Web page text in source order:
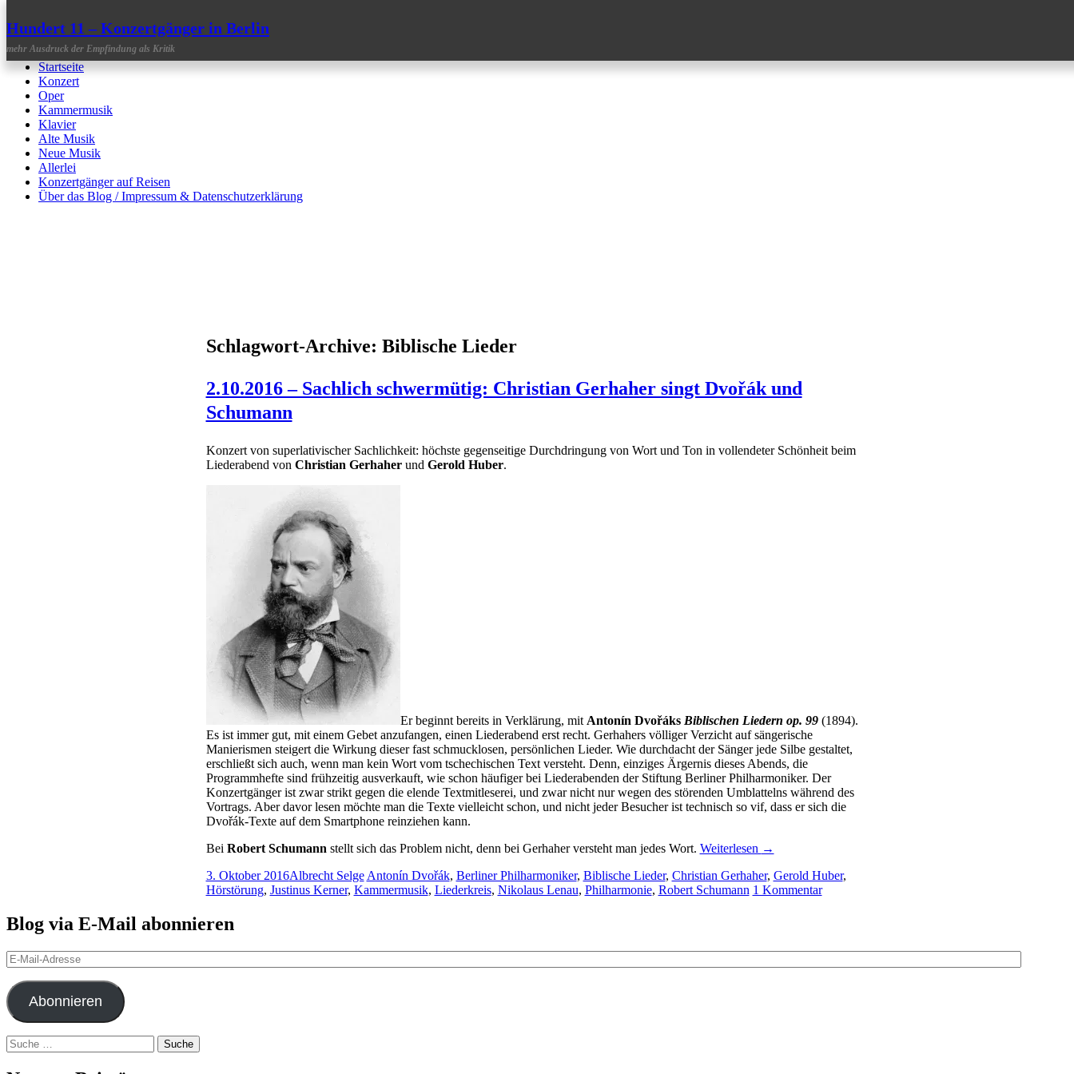
Hundert 11 – Konzertgänger in Berlin
mehr Ausdruck der Empfindung als Kritik
Menü
Springe
zum
Inhalt
Startseite
Konzert
Oper
Kammermusik
Klavier
Alte Musik
Neue Musik
Allerlei
Konzertgänger auf Reisen
Über das Blog / Impressum & Datenschutzerklärung
Schlagwort-Archive: Biblische Lieder
2.10.2016 – Sachlich schwermütig: Christian Gerhaher singt Dvořák und
Schumann
Konzert von superlativischer Sachlichkeit: höchste gegenseitige Durchdringung von Wort und Ton in vollendeter Schönheit beim
Liederabend von Christian Gerhaher und Gerold Huber.
Er beginnt bereits in Verklärung, mit Antonín Dvořáks Biblischen Liedern op. 99 (1894).
Es ist immer gut, mit einem Gebet anzufangen, einen Liederabend erst recht. Gerhahers völliger Verzicht auf sängerische
Manierismen steigert die Wirkung dieser fast schmucklosen, persönlichen Lieder. Wie durchdacht der Sänger jede Silbe gestaltet,
erschließt sich auch, wenn man kein Wort vom tschechischen Text versteht. Denn, einziges Ärgernis dieses Abends, die
Programmhefte sind frühzeitig ausverkauft, wie schon häufiger bei Liederabenden der Stiftung Berliner Philharmoniker. Der
Konzertgänger ist zwar strikt gegen die elende Textmitleserei, und zwar nicht nur wegen des störenden Umblattelns während des
Vortrags. Aber davor lesen möchte man die Texte vielleicht schon, und nicht jeder Besucher ist technisch so vif, dass er sich die
Dvořák-Texte auf dem Smartphone reinziehen kann.
Bei Robert Schumann stellt sich das Problem nicht, denn bei Gerhaher versteht man jedes Wort. Weiterlesen →
3. Oktober 2016Albrecht Selge Antonín Dvořák, Berliner Philharmoniker, Biblische Lieder, Christian Gerhaher, Gerold Huber,
Hörstörung, Justinus Kerner, Kammermusik, Liederkreis, Nikolaus Lenau, Philharmonie, Robert Schumann 1 Kommentar
Blog via E-Mail abonnieren
E-
Mail-
Adresse
Abonnieren
Suche